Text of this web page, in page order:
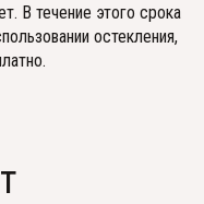
В течение этого срока
остекления,